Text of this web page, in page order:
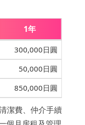
1年
300,000日圓
50,000日圓
850,000日圓
潔費、仲介手續